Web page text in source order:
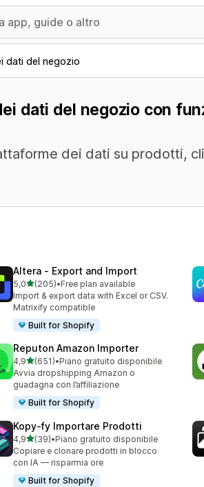
dati del negozio
dati del negozio con
dei dati su prodotti,
Altera ‑ Export and Import
5,0stelle su 5
(205)
205 recensioni totali
•Free plan available
Import & export data with Excel or CSV.
Matrixify compatible
Built for Shopify
Reputon Amazon Importer
4,9stelle su 5
(651)
651 recensioni totali
•Piano gratuito disponibile
Avvia dropshipping Amazon o
guadagna con l’affiliazione
Built for Shopify
Kopy‑fy Importare Prodotti
4,9stelle su 5
(39)
39 recensioni totali
•Piano gratuito disponibile
Copiare e clonare prodotti in blocco
con IA — risparmia ore
Built for Shopify